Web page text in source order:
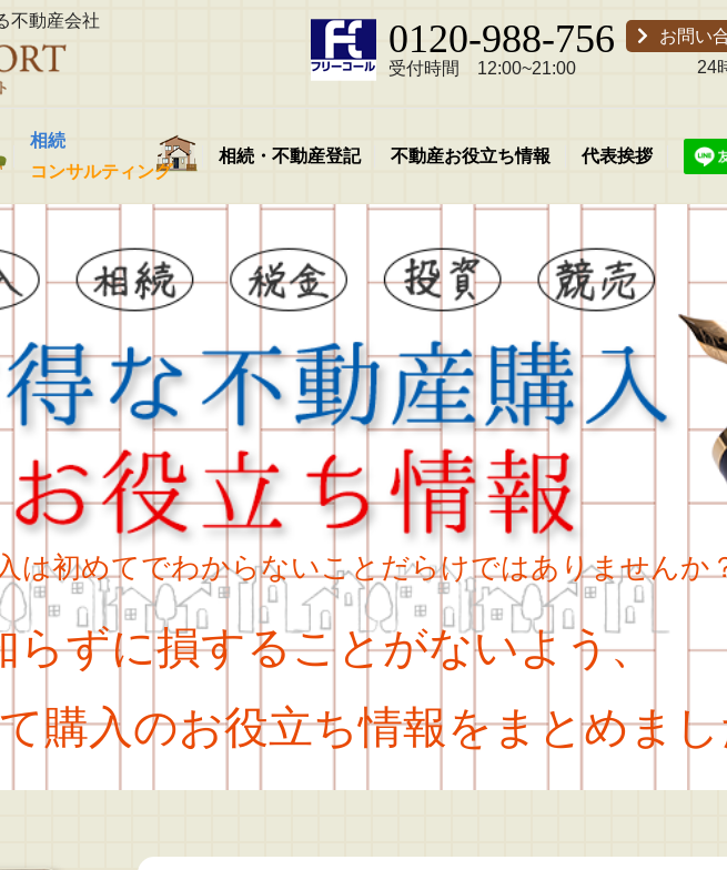
不動産会社 0120-988-756
受付時間 12:00~21:00
お問い
24
相続
コンサルティング
相続・不動産登記 不動産お役立ち情報 代表挨拶
は初めてでわからないことだらけではありませんか
ずに損することがないよう、
購入のお役立ち情報をまとめまし